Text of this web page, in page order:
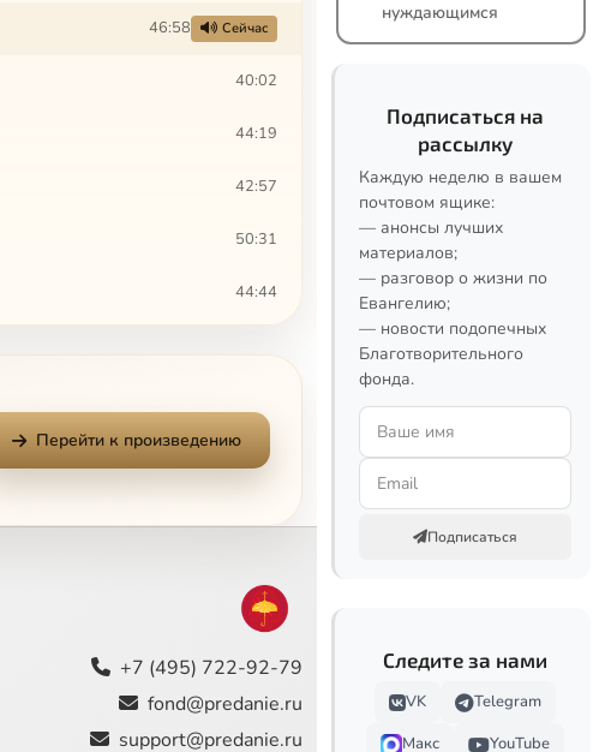
46:58 Сейчас
40:02
44:19
42:57
50:31
44:44
50:31
41:34
45:00
40:55
Перейти к произведению
+7 (495) 722-92-79
fond@predanie.ru
support@predanie.ru
нуждающимся
Подписаться на
рассылку
Каждую неделю в вашем
почтовом ящике:
— анонсы лучших
материалов;
— разговор о жизни по
Евангелию;
— новости подопечных
Благотворительного
фонда.
Подписаться
Следите за нами
VK
Telegram
Макс
YouTube